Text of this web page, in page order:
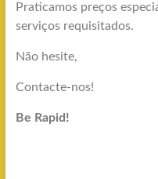
Praticamos preços
serviços requisitados.
Não hesite,
Contacte-nos!
Be Rapid!